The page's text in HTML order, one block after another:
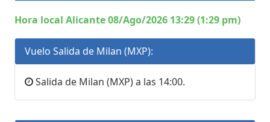
Hora local Alicante 08/Ago/2026 13:29 (1:29 pm)
Vuelo Salida de Milan (MXP):
Salida de Milan (MXP) a las 14:00.